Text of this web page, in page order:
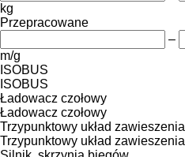
kg
Przepracowane
–
m/g
ISOBUS
ISOBUS
Ładowacz czołowy
Ładowacz czołowy
Trzypunktowy układ zawieszenia
Trzypunktowy układ zawieszenia